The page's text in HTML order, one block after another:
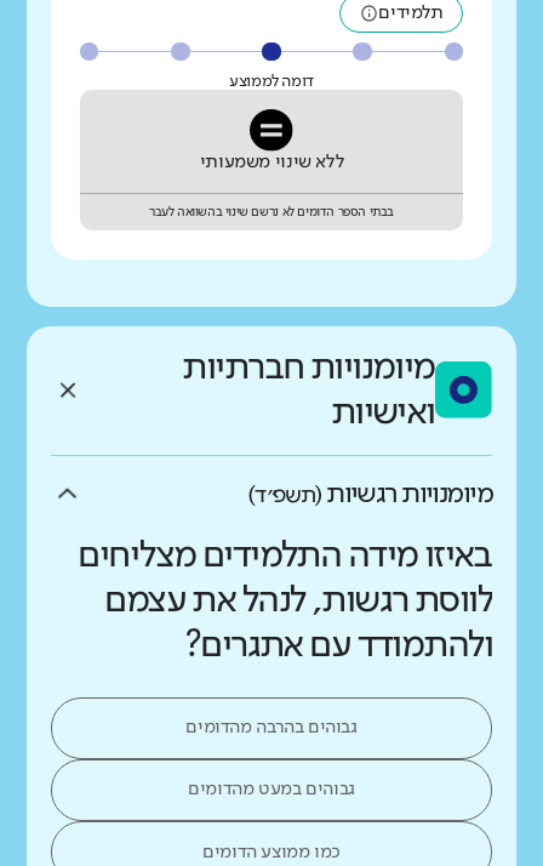
תלמידים
דומה לממוצע
ללא שינוי משמעותי
בבתי הספר הדומים לא נרשם שינוי בהשוואה לעבר
מיומנויות חברתיות
ואישיות
מיומנויות רגשיות (תשפ״ד)
באיזו מידה התלמידים מצליחים
לווסת רגשות, לנהל את עצמם
ולהתמודד עם אתגרים?
גבוהים בהרבה מהדומים
גבוהים במעט מהדומים
כמו ממוצע הדומים